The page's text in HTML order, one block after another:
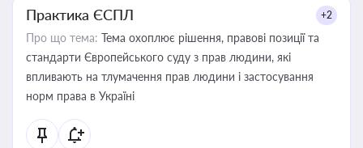
Практика ЄСПЛ +2
Про що тема: Тема охоплює рішення, правові позиції та
стандарти Європейського суду з прав людини, які
впливають на тлумачення прав людини і застосування
норм права в Україні